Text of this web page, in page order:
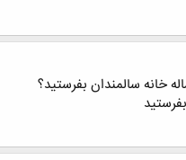
خانه سالمندان بفرستید؟